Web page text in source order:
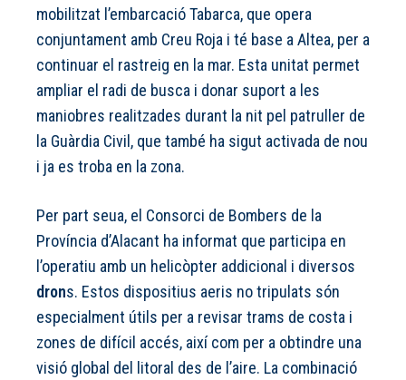
mobilitzat l’embarcació Tabarca, que opera
conjuntament amb Creu Roja i té base a Altea, per a
continuar el rastreig en la mar. Esta unitat permet
ampliar el radi de busca i donar suport a les
maniobres realitzades durant la nit pel patruller de
la Guàrdia Civil, que també ha sigut activada de nou
i ja es troba en la zona.
Per part seua, el Consorci de Bombers de la
Província d’Alacant ha informat que participa en
l’operatiu amb un helicòpter addicional i diversos
drons. Estos dispositius aeris no tripulats són
especialment útils per a revisar trams de costa i
zones de difícil accés, així com per a obtindre una
visió global del litoral des de l’aire. La combinació